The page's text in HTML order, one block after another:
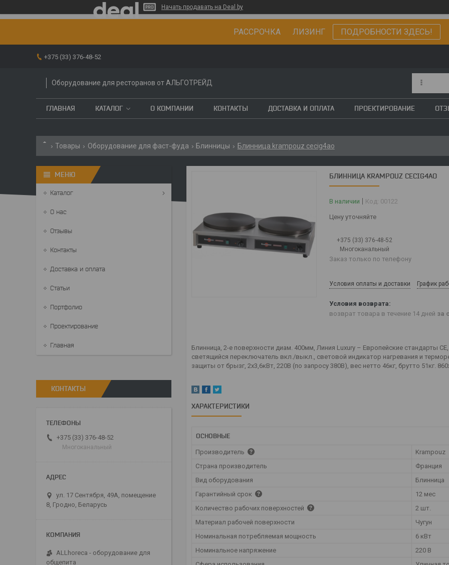
Начать продавать на Deal.by
РАССРОЧКА ЛИЗИНГ ПОДРОБНОСТИ ЗДЕСЬ!
+375 (33) 376-48-52
Оборудование для ресторанов от АЛЬГОТРЕЙД
ГЛАВНАЯ КАТАЛОГ О КОМПАНИИ КОНТАКТЫ ДОСТАВКА И ОПЛАТА ПРОЕКТИРОВАНИЕ
Товары Оборудование для фаст-фуда Блинницы Блинница krampouz cecig4ao
БЛИННИЦА KRAMPOUZ CECIG4AO
В наличии Код: 00122
Цену уточняйте
+375 (33) 376-48-52
Многоканальный
Заказ только по телефону
Условия оплаты и доставки График
возврат товара в течение 14 дней за
Блинница, 2-е поверхности диам. 400мм, Линия Luxury – Европейские стандарты
cветящийся переключатель вкл./выкл., cветовой индикатор нагревания и
защиты от брызг, 2х3,6кВт, 220B (по запросу 380В), вес нетто 46кг, брутто 51кг.
ХАРАКТЕРИСТИКИ
ОСНОВНЫЕ
Производитель
Krampouz
Страна производитель
Франция
Вид оборудования
Блинница
Гарантийный срок
12 мес
Количество рабочих поверхностей
2 шт.
Материал рабочей поверхности
Чугун
Номинальная потребляемая мощность
6 кВт
Номинальное напряжение
220 В
Каталог
О нас
Отзывы
Контакты
Доставка и оплата
Статьи
Портфолио
Проектирование
Главная
КОНТАКТЫ
+375 (33) 376-48-52
Многоканальный
ул. 17 Сентября, 49А, помещение
8, Гродно, Беларусь
ALLhoreca - оборудование для
общепита